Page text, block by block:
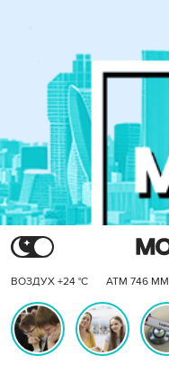
ВОЗДУХ +24 °C АТМ 746 ММ